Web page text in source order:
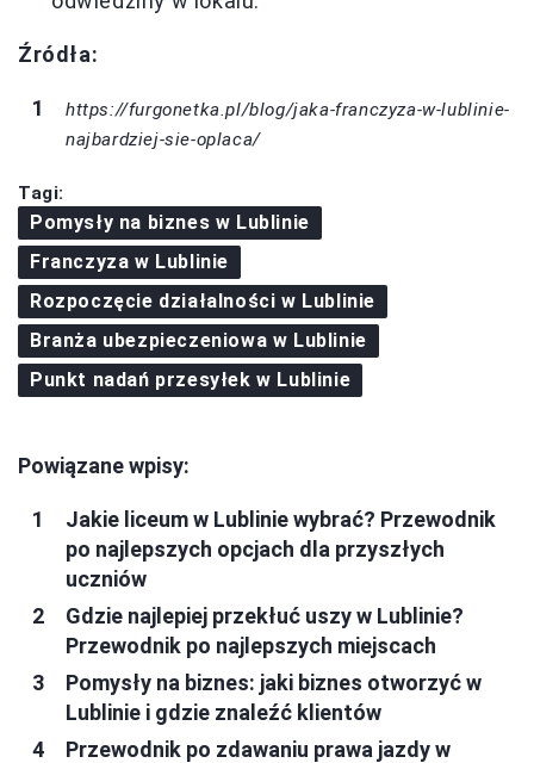
Źródła:
https://furgonetka.pl/blog/jaka-franczyza-w-lublinie-
najbardziej-sie-oplaca/
Tagi:
Pomysły na biznes w Lublinie
Franczyza w Lublinie
Rozpoczęcie działalności w Lublinie
Branża ubezpieczeniowa w Lublinie
Punkt nadań przesyłek w Lublinie
Powiązane wpisy:
Jakie liceum w Lublinie wybrać? Przewodnik
po najlepszych opcjach dla przyszłych
uczniów
Gdzie najlepiej przekłuć uszy w Lublinie?
Przewodnik po najlepszych miejscach
Pomysły na biznes: jaki biznes otworzyć w
Lublinie i gdzie znaleźć klientów
Przewodnik po zdawaniu prawa jazdy w